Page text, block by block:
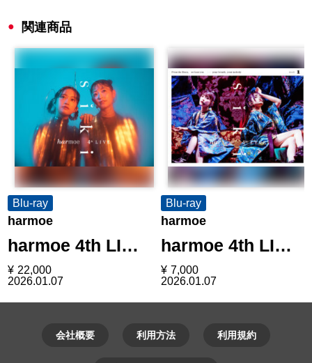
関連商品
Blu-ray
harmoe
harmoe 4th LI…
¥ 22,000
2026.01.07
Blu-ray
harmoe
harmoe 4th LI…
¥ 7,000
2026.01.07
会社概要 利用方法 利用規約